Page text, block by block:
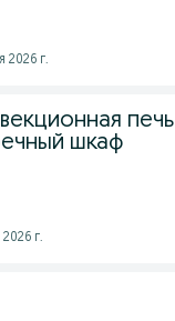
2026 г.
печь
шкаф
г.